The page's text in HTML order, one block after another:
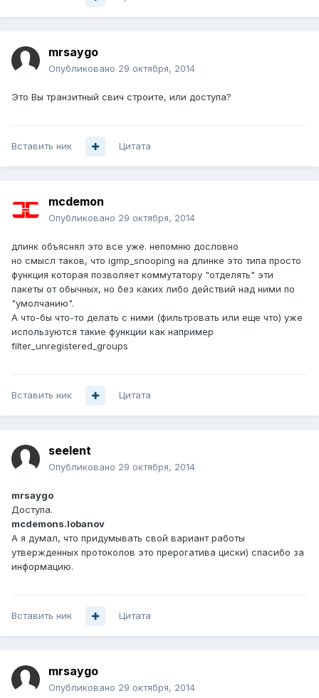
mrsaygo
Опубликовано 29 октября, 2014
Это Вы транзитный свич строите, или доступа?
Вставить ник Цитата
mcdemon
Опубликовано 29 октября, 2014
длинк объяснял это все уже. непомню дословно
но смысл таков, что igmp_snooping на длинке это типа просто
функция которая позволяет коммутатору "отделять" эти
пакеты от обычных, но без каких либо действий над ними по
"умолчанию".
А что-бы что-то делать с ними (фильтровать или еще что) уже
используются такие функции как например
filter_unregistered_groups
Вставить ник Цитата
seelent
Опубликовано 29 октября, 2014
mrsaygo
Доступа.
mcdemons.lobanov
А я думал, что придумывать свой вариант работы
утвержденных протоколов это прерогатива циски) спасибо за
информацию.
Вставить ник Цитата
mrsaygo
Опубликовано 29 октября, 2014